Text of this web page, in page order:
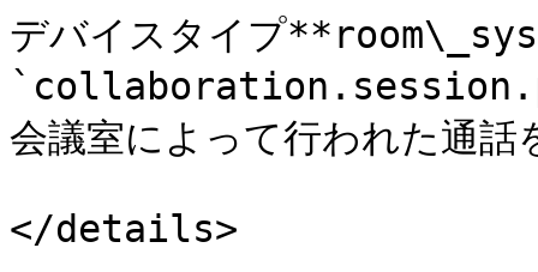
デバイスタイプ
会議室によって行われた通話
</details>